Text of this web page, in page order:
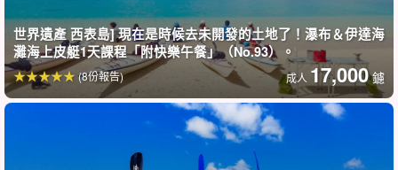
全面優惠！照片贈送與接送♪
行程包括午餐和攝影，並有完善的支援！
也提供上原港的接送服務和住宿（上原和 Taxona 之間）。舒適地
世界遺產 西表島] 現在是時候去未開發的土地了！瀑布＆伊達海
灘海上皮艇1天課程「附快樂午餐」（No.93）。
成人 17,000 鑢
(8份報告)